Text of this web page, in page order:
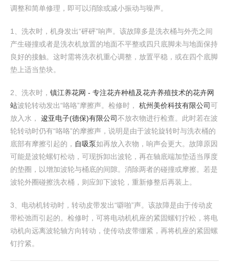
调整和简单修理，即可以消除或减小振动与噪声。
1、洗衣时，机身发出“砰砰”响声。该故障多是洗衣桶与外壳之间
产生碰撞或者是洗衣机放置的地面不平整或四只底脚未与地面保持
良好的接触。这时需将洗衣机重心调整，放置平稳，或在四个底脚
垫上适当垫块。
2、洗衣时， 镇江养花网 - 专注花卉种植及花卉养殖技术的花卉网
站波轮转动发出“咯咯”摩擦声。检修时， 杭州美价科技有限公司可
放入水， 逡亚电子(德保)有限公司不放衣物进行检查。此时若在波
轮转动时仍有“咯咯”的摩擦声，说明是由于波轮旋转时与洗衣桶的
底部有摩擦引起的， 自吸泵如再放入衣物，响声会更大。故障原因
可能是波轮螺钉松动，可现拆卸出波轮，再在轴底端加垫适当厚度
的垫圈，以增加波轮与桶底的间隙。消除两者的碰撞或摩擦。若是
波轮外圈碰擦洗衣桶，则应卸下波轮，重新修整后再装上。
3、电动机转动时，转动皮带发出“噼啪”声。该故障是由于传动皮
带松弛而引起的。检修时，可将电动机机座的紧固螺钉拧松，将电
动机向远离波轮轴方向转动，使传动皮带绷紧，再将机座的紧固螺
钉拧紧。